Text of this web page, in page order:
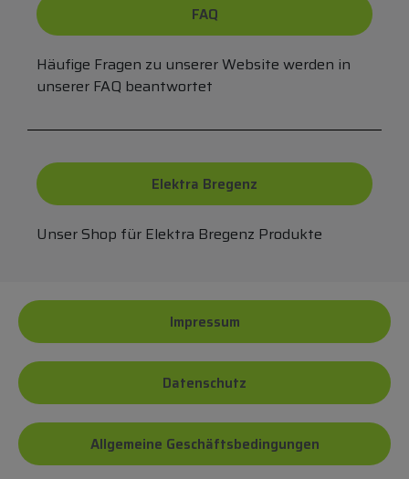
FAQ
Häufige Fragen zu unserer Website werden in
unserer FAQ beantwortet
Elektra Bregenz
Unser Shop für Elektra Bregenz Produkte
Impressum
Datenschutz
Allgemeine Geschäftsbedingungen